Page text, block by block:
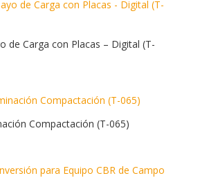
de Carga con Placas – Digital (T-
Compactación (T-065)